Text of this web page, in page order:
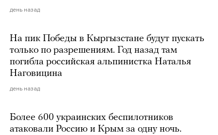
день назад
На пик Победы в Кыргызстане будут пускать
только по разрешениям. Год назад там
погибла российская альпинистка Наталья
Наговицина
день назад
Более 600 украинских беспилотников
атаковали Россию и Крым за одну ночь.